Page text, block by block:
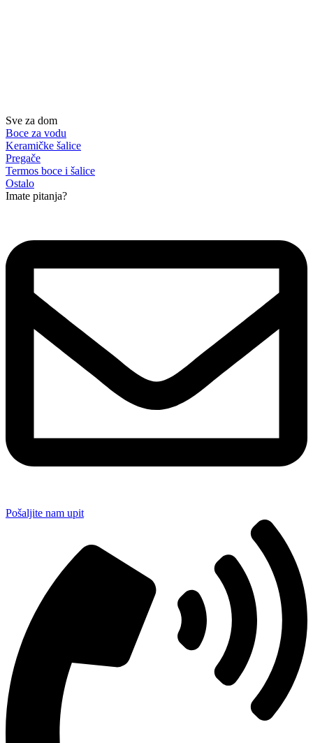
Sve za dom
Boce za vodu
Keramičke šalice
Pregače
Termos boce i šalice
Ostalo
Imate pitanja?
Pošaljite nam upit